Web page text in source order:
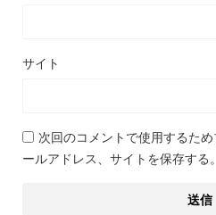
サイト
次回のコメントで使用するた
ールアドレス、サイトを保存する。